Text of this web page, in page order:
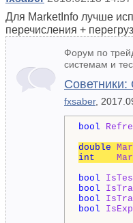
Для MarketInfo лучше
перечисления +
Форум по
системам и
Советники:
fxsaber,
bool
double
int
bool
bool
bool
bool